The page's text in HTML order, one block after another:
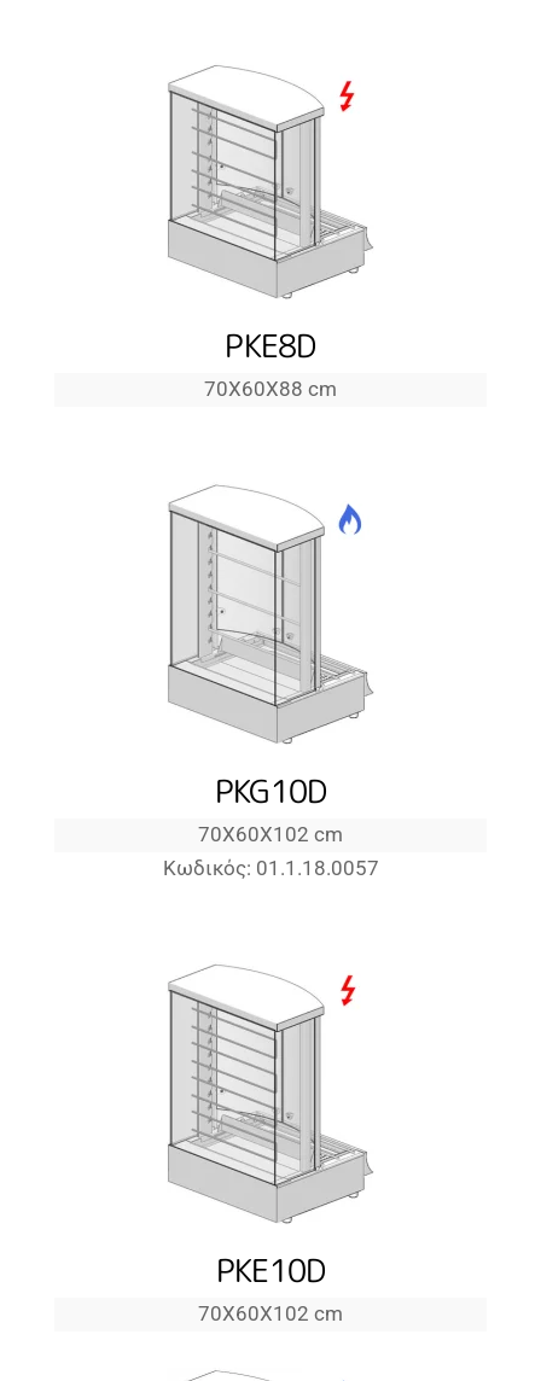
PKE8D
70Χ60Χ88 cm
PKG10D
70Χ60Χ102 cm
Κωδικός: 01.1.18.0057
PKE10D
70Χ60Χ102 cm